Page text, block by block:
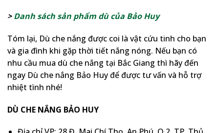
>Danh sách sản phẩm dù của Bảo Huy
Tóm lại, Dù che nắng được coi là vật cứu tinh cho bạn
và gia đình khi gặp thời tiết nắng nóng. Nếu bạn có
nhu cầu mua dù che nắng tại Bắc Giang thì hãy đến
ngay Dù che nắng Bảo Huy để được tư vấn và hỗ trợ
nhiệt tình nhé!
DÙ CHE NẮNG BẢO HUY